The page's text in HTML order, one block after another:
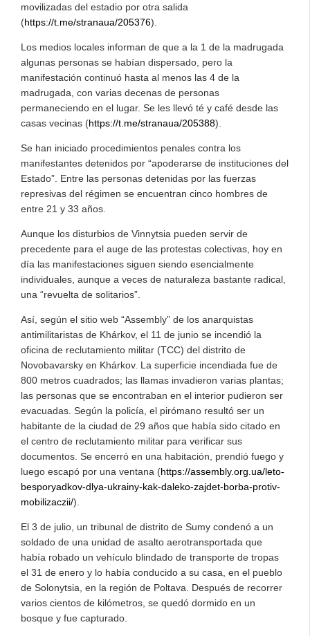
movilizadas del estadio por otra salida
(https://t.me/stranaua/205376).
Los medios locales informan de que a la 1 de la madrugada
algunas personas se habían dispersado, pero la
manifestación continuó hasta al menos las 4 de la
madrugada, con varias decenas de personas
permaneciendo en el lugar. Se les llevó té y café desde las
casas vecinas (https://t.me/stranaua/205388).
Se han iniciado procedimientos penales contra los
manifestantes detenidos por “apoderarse de instituciones del
Estado”. Entre las personas detenidas por las fuerzas
represivas del régimen se encuentran cinco hombres de
entre 21 y 33 años.
Aunque los disturbios de Vinnytsia pueden servir de
precedente para el auge de las protestas colectivas, hoy en
día las manifestaciones siguen siendo esencialmente
individuales, aunque a veces de naturaleza bastante radical,
una “revuelta de solitarios”.
Así, según el sitio web “Assembly” de los anarquistas
antimilitaristas de Khárkov, el 11 de junio se incendió la
oficina de reclutamiento militar (TCC) del distrito de
Novobavarsky en Khárkov. La superficie incendiada fue de
800 metros cuadrados; las llamas invadieron varias plantas;
las personas que se encontraban en el interior pudieron ser
evacuadas. Según la policía, el pirómano resultó ser un
habitante de la ciudad de 29 años que había sido citado en
el centro de reclutamiento militar para verificar sus
documentos. Se encerró en una habitación, prendió fuego y
luego escapó por una ventana (https://assembly.org.ua/leto-
besporyadkov-dlya-ukrainy-kak-daleko-zajdet-borba-protiv-
mobilizaczii/).
El 3 de julio, un tribunal de distrito de Sumy condenó a un
soldado de una unidad de asalto aerotransportada que
había robado un vehículo blindado de transporte de tropas
el 31 de enero y lo había conducido a su casa, en el pueblo
de Solonytsia, en la región de Poltava. Después de recorrer
varios cientos de kilómetros, se quedó dormido en un
bosque y fue capturado.